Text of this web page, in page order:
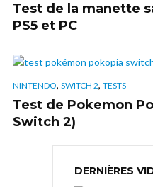
Test de la manette
PS5 et PC
NINTENDO, SWITCH 2, TESTS
Test de Pokemon
Switch 2)
DERNIÈRES